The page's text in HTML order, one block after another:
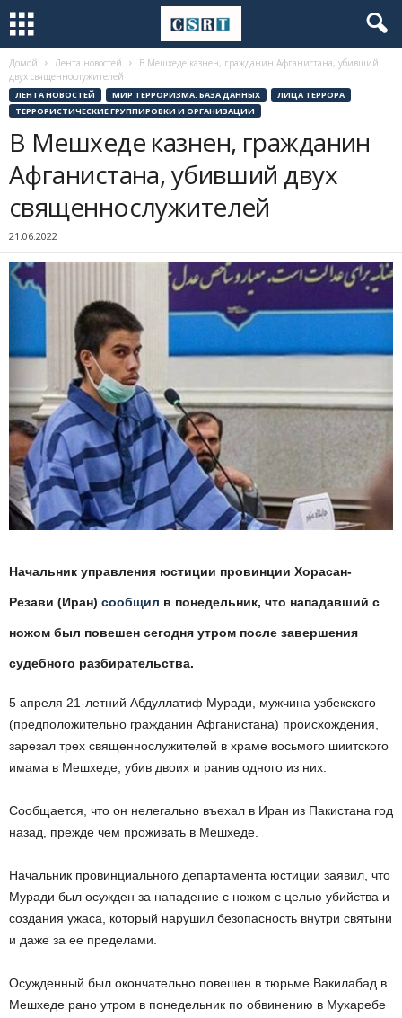
Домой Лента новостей
В Мешхеде казнен, гражданин Афганистана, убивший
двух священнослужителей
ЛЕНТА НОВОСТЕЙ МИР ТЕРРОРИЗМА. БАЗА ДАННЫХ
ЛИЦА ТЕРРОРА
ТЕРРОРИСТИЧЕСКИЕ ГРУППИРОВКИ И ОРГАНИЗАЦИИ
В Мешхеде казнен, гражданин
Афганистана, убивший двух
священнослужителей
21.06.2022
Начальник управления юстиции провинции Хорасан-
Резави (Иран) сообщил в понедельник, что нападавший с
ножом был повешен сегодня утром после завершения
судебного разбирательства.
5 апреля 21-летний Абдуллатиф Муради, мужчина узбекского
(предположительно гражданин Афганистана) происхождения,
зарезал трех священнослужителей в храме восьмого шиитского
имама в Мешхеде, убив двоих и ранив одного из них.
Сообщается, что он нелегально въехал в Иран из Пакистана год
назад, прежде чем проживать в Мешхеде.
Начальник провинциального департамента юстиции заявил, что
Муради был осужден за нападение с ножом с целью убийства и
создания ужаса, который нарушил безопасность внутри святыни
и даже за ее пределами.
Осужденный был окончательно повешен в тюрьме Вакилабад в
Мешхеде рано утром в понедельник по обвинению в Мухаребе